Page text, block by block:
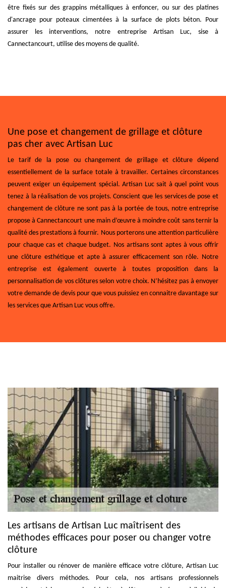
être fixés sur des grappins métalliques à enfoncer, ou sur des platines
d'ancrage pour poteaux cimentées à la surface de plots béton. Pour
assurer les interventions, notre entreprise Artisan Luc, sise à
Cannectancourt, utilise des moyens de qualité.
Une pose et changement de grillage et clôture
pas cher avec Artisan Luc
Le tarif de la pose ou changement de grillage et clôture dépend
essentiellement de la surface totale à travailler. Certaines circonstances
peuvent exiger un équipement spécial. Artisan Luc sait à quel point vous
tenez à la réalisation de vos projets. Conscient que les services de pose et
changement de clôture ne sont pas à la portée de tous, notre entreprise
propose à Cannectancourt une main d’œuvre à moindre coût sans ternir la
qualité des prestations à fournir. Nous porterons une attention particulière
pour chaque cas et chaque budget. Nos artisans sont aptes à vous offrir
une clôture esthétique et apte à assurer efficacement son rôle. Notre
entreprise est également ouverte à toutes proposition dans la
personnalisation de vos clôtures selon votre choix. N’hésitez pas à envoyer
votre demande de devis pour que vous puissiez en connaitre davantage sur
les services que Artisan Luc vous offre.
Les artisans de Artisan Luc maîtrisent des
méthodes efficaces pour poser ou changer votre
clôture
Pour installer ou rénover de manière efficace votre clôture, Artisan Luc
maitrise divers méthodes. Pour cela, nos artisans professionnels